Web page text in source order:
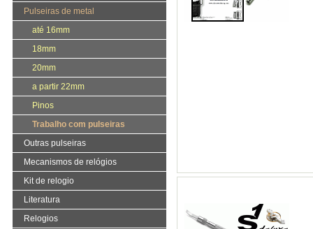
Pulseiras de metal
até 16mm
18mm
20mm
a partir 22mm
Pinos
Trabalho com pulseiras
Outras pulseiras
Mecanismos de relógios
Kit de relogio
Literatura
Relogios